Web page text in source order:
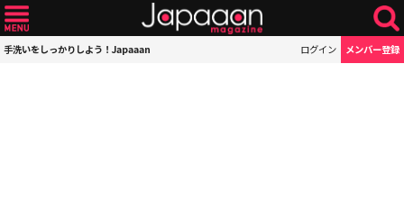
手洗いをしっかりしよう！Japaaan ログイン メンバー登録